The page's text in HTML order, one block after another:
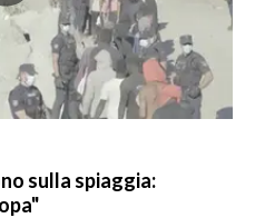
sulla spiaggia: